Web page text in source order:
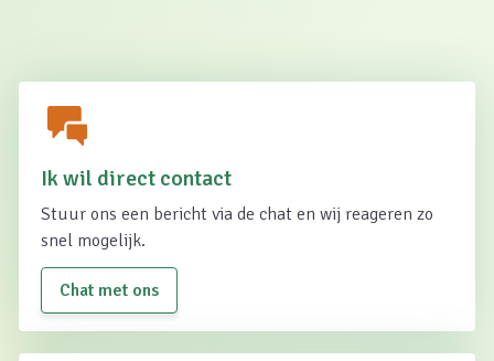
Ik wil direct contact
Stuur ons een bericht via de chat en wij reageren zo
snel mogelijk.
Chat met ons